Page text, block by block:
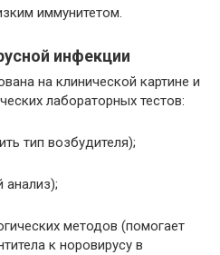
иммунитетом.
инфекции
на клинической картине и
лабораторных тестов:
тип возбудителя);
методов (помогает
к норовирусу в